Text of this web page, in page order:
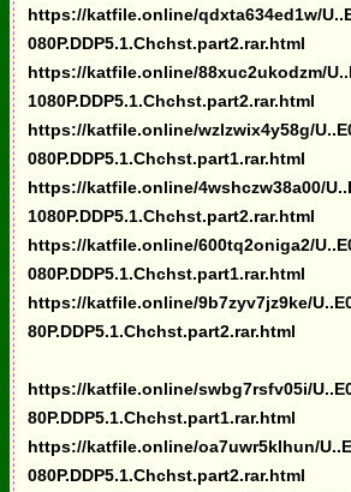
https://katfile.online/qdxta634ed1w/
080P.DDP5.1.Chchst.part2.rar.html
https://katfile.online/88xuc2ukodzm/
1080P.DDP5.1.Chchst.part2.rar.html
https://katfile.online/wzlzwix4y58g/
080P.DDP5.1.Chchst.part1.rar.html
https://katfile.online/4wshczw38a00/
1080P.DDP5.1.Chchst.part2.rar.html
https://katfile.online/600tq2oniga2/
080P.DDP5.1.Chchst.part1.rar.html
https://katfile.online/9b7zyv7jz9ke/
80P.DDP5.1.Chchst.part2.rar.html
https://katfile.online/swbg7rsfv05i/
80P.DDP5.1.Chchst.part1.rar.html
https://katfile.online/oa7uwr5klhun/
080P.DDP5.1.Chchst.part2.rar.html